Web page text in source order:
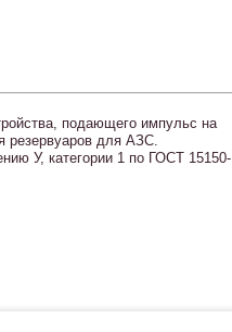
подающего импульс на
резервуаров для АЗС.
У, категории 1 по ГОСТ 15150-